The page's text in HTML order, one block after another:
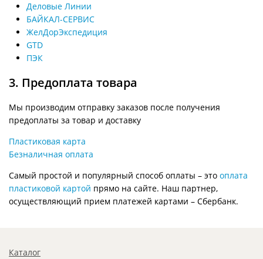
Деловые Линии
БАЙКАЛ-СЕРВИС
ЖелДорЭкспедиция
GTD
ПЭК
3. Предоплата товара
Мы производим отправку заказов после получения
предоплаты за товар и доставку
Пластиковая карта
Безналичная оплата
Самый простой и популярный способ оплаты – это оплата
пластиковой картой прямо на сайте. Наш партнер,
осуществляющий прием платежей картами – Сбербанк.
Каталог